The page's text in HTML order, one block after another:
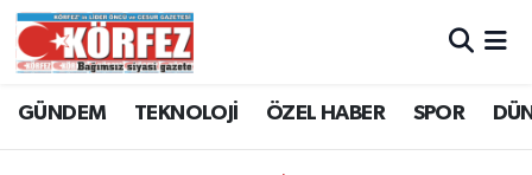
GÜNDEM TEKNOLOJİ ÖZEL HABER SPOR
Trafik Durumu